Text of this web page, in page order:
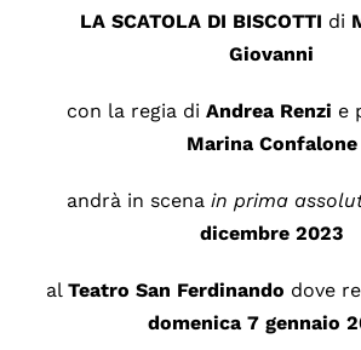
LA SCATOLA DI BISCOTTI di
Giovanni
con la regia di Andrea Renzi e
Marina Confalone
andrà in scena in prima
dicembre 2023
al Teatro San Ferdinando dove
domenica 7 gennaio